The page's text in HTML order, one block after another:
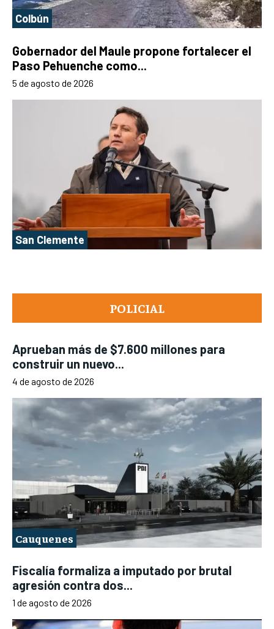
POLICIAL
Aprueban más de $7.600 millones para
construir un nuevo...
4 de agosto de 2026
Cauquenes
Fiscalía formaliza a imputado por brutal
agresión contra dos...
1 de agosto de 2026
Colbún
Gobernador del Maule propone fortalecer el
Paso Pehuenche como...
5 de agosto de 2026
San Clemente